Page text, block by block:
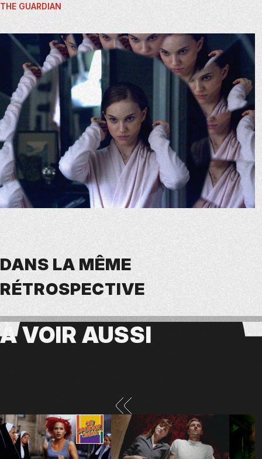
THE GUARDIAN
DANS LA MÊME
RÉTROSPECTIVE
À VOIRAUSSI
SLIDE PRÉCÉDENT
SLIDE SUIVANT